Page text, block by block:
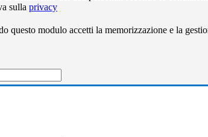
sulla privacy
questo modulo accetti la memorizzazione e la